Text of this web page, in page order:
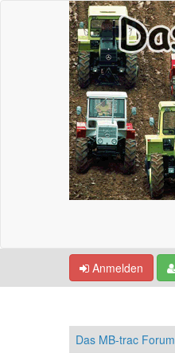
Anmelden
Das MB-trac Forum